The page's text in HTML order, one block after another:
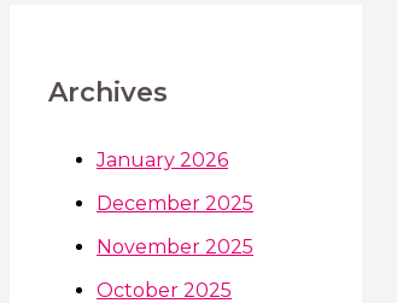
Archives
January 2026
December 2025
November 2025
October 2025